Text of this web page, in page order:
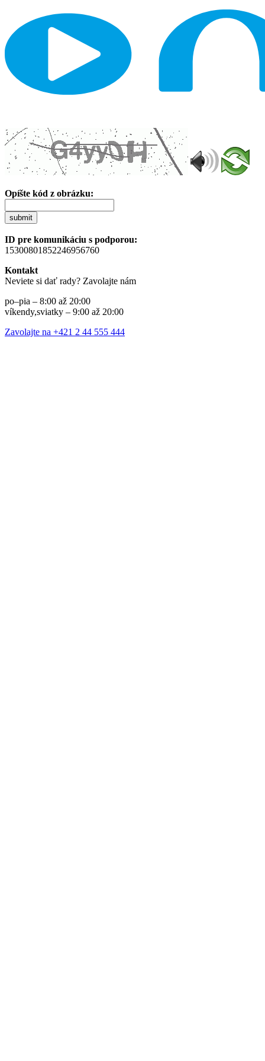
Opíšte kód z obrázku:
submit
ID pre komunikáciu s podporou:
15300801852246956760
Kontakt
Neviete si dať rady? Zavolajte nám
po–pia – 8:00 až 20:00
víkendy,sviatky – 9:00 až 20:00
Zavolajte na +421 2 44 555 444